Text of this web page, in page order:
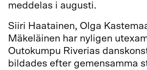
meddelas i augusti.
Siiri Haatainen, Olga
Mäkeläinen har nyligen
Outokumpu Riverias
bildades efter gemensamma